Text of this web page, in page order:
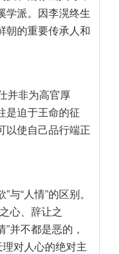
学派。因李滉终生
朝的重要传承人和
并非为高官厚
是迫于王命的征
以使自己品行端正
“人情”的区别。
心、辞让之
并不都是恶的，
对人心的绝对主